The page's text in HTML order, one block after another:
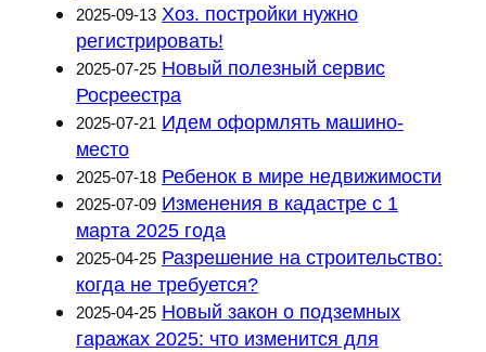
2025-09-13 Хоз. постройки нужно
регистрировать!
2025-07-25 Новый полезный сервис
Росреестра
2025-07-21 Идем оформлять машино-
место
2025-07-18 Ребенок в мире недвижимости
2025-07-09 Изменения в кадастре с 1
марта 2025 года
2025-04-25 Разрешение на строительство:
когда не требуется?
2025-04-25 Новый закон о подземных
гаражах 2025: что изменится для